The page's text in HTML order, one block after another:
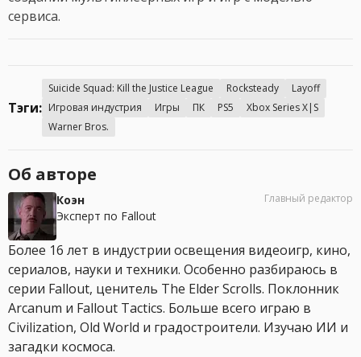
сервиса.
Тэги:
Suicide Squad: Kill the Justice League Rocksteady
Layoff
Игровая индустрия
Игры ПК PS5
Xbox Series X|S
Warner Bros.
Об авторе
Коэн
Эксперт по Fallout
Главный редактор
Более 16 лет в индустрии освещения видеоигр, кино,
сериалов, науки и техники. Особенно разбираюсь в
серии Fallout, ценитель The Elder Scrolls. Поклонник
Arcanum и Fallout Tactics. Больше всего играю в
Civilization, Old World и градостроители. Изучаю ИИ и
загадки космоса.